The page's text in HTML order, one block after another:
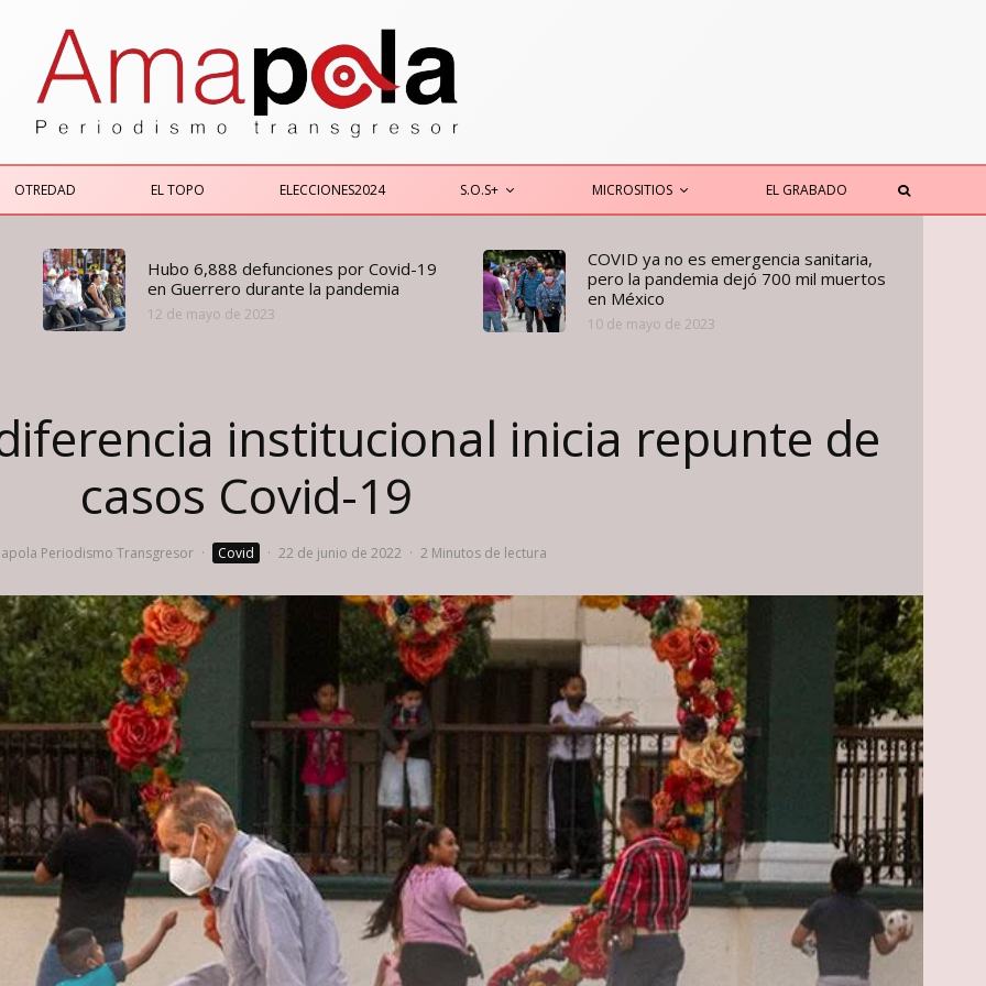
OTREDAD EL TOPO ELECCIONES2024 S.O.S+ MICROSITIOS EL GRABADO
Hubo 6,888 defunciones por Covid-19
en Guerrero durante la pandemia
12 de mayo de 2023
COVID ya no es emergencia sanitaria,
pero la pandemia dejó 700 mil muertos
en México
10 de mayo de 2023
institucional inicia repunte de
casos Covid-19
Periodismo Transgresor · Covid · 22 de junio de 2022 · 2 Minutos de lectura